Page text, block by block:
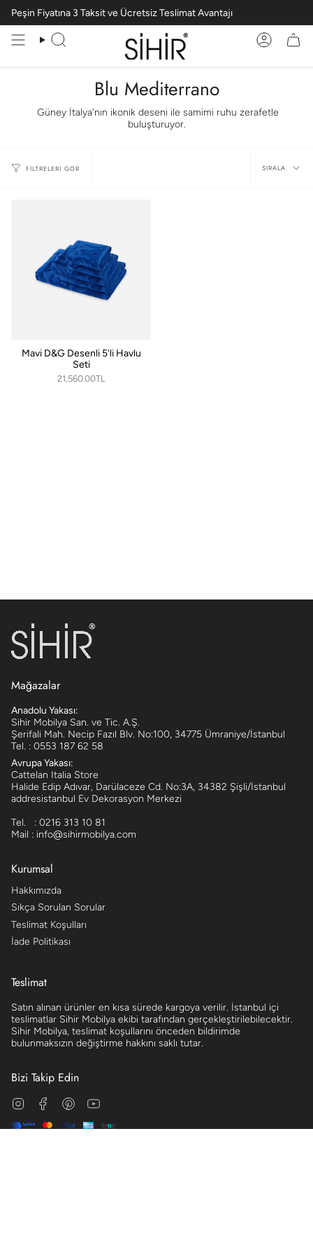
Peşin Fiyatına 3 Taksit ve Ücretsiz Teslimat Avantajı
Ara Hesabım
Blu Mediterrano
Güney İtalya'nın ikonik deseni ile samimi ruhu zerafetle
buluşturuyor.
FILTRELERI GÖR Sırala
SIRALA
Mavi D&G Desenli 5'li Havlu
Seti
21,560.00TL
Mağazalar
Anadolu Yakası:
Sihir Mobilya San. ve Tic. A.Ş.
Şerifali Mah. Necip Fazıl Blv. No:100, 34775 Ümraniye/İstanbul
Tel. : 0553 187 62 58
Avrupa Yakası:
Cattelan Italia Store
Halide Edip Adıvar, Darülaceze Cd. No:3A, 34382 Şişli/İstanbul
addresistanbul Ev Dekorasyon Merkezi
Tel. : 0216 313 10 81
Mail : info@sihirmobilya.com
Kurumsal
Hakkımızda
Sıkça Sorulan Sorular
Teslimat Koşulları
İade Politikası
Teslimat
Satın alınan ürünler en kısa sürede kargoya verilir. İstanbul içi
teslimatlar Sihir Mobilya ekibi tarafından gerçekleştirilebilecektir.
Sihir Mobilya, teslimat koşullarını önceden bildirimde
bulunmaksızın değiştirme hakkını saklı tutar.
Bizi Takip Edin
InstagramFacebookPinterest